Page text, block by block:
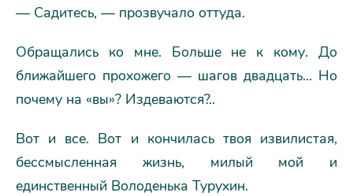
— Садитесь, — прозвучало оттуда.
Обращались ко мне. Больше не к кому. До
ближайшего прохожего — шагов двадцать… Но
почему на «вы»? Издеваются?..
Вот и все. Вот и кончилась твоя извилистая,
бессмысленная жизнь, милый мой и
единственный Володенька Турухин.